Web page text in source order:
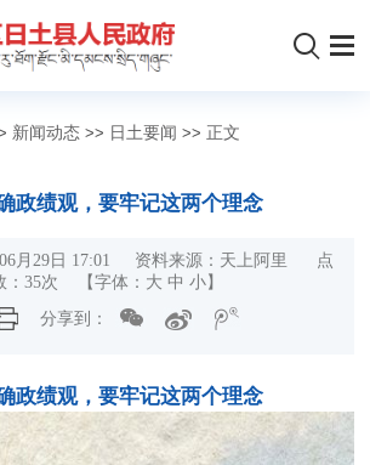
新闻动态 >> 日土要闻 >> 正文
政绩观，要牢记这两个理念
06月29日 17:01 资料来源：天上阿里 点
35次 【字体： 大 中 小】
分享到：
政绩观，要牢记这两个理念